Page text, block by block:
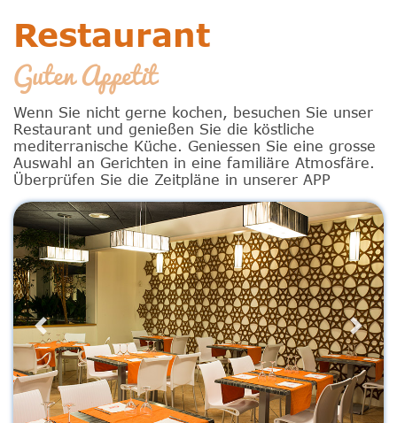
Restaurant
Guten Appetit
Wenn Sie nicht gerne kochen, besuchen Sie unser
Restaurant und genießen Sie die köstliche
mediterranische Küche. Geniessen Sie eine grosse
Auswahl an Gerichten in eine familiäre Atmosfäre.
Überprüfen Sie die Zeitpläne in unserer APP
Previous Next